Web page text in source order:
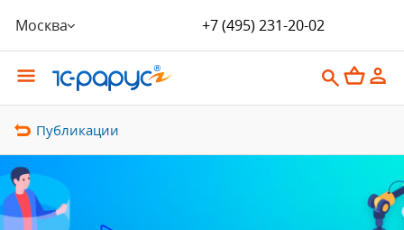
Москва +7 (495) 231-20-02
Публикации